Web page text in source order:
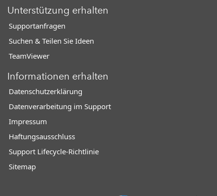
Unterstützung erhalten
Supportanfragen
Suchen & Teilen Sie Ideen
TeamViewer
Informationen erhalten
Datenschutzerklärung
Datenverarbeitung im Support
Impressum
Haftungsausschluss
Support Lifecycle-Richtlinie
Sitemap